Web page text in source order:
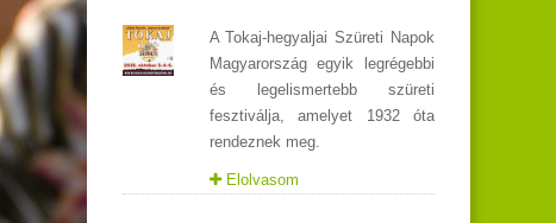
A Tokaj-hegyaljai Szüreti Napok
Magyarország egyik legrégebbi
és legelismertebb szüreti
fesztiválja, amelyet 1932 óta
rendeznek meg.
Elolvasom